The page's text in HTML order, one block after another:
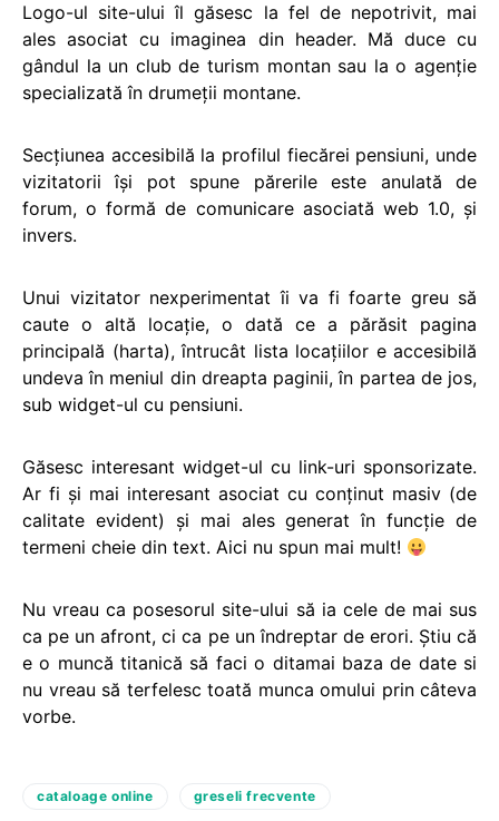
Logo-ul site-ului îl găsesc la fel de nepotrivit, mai
ales asociat cu imaginea din header. Mă duce cu
gândul la un club de turism montan sau la o agenţie
specializată în drumeţii montane.
Secţiunea accesibilă la profilul fiecărei pensiuni, unde
vizitatorii îşi pot spune părerile este anulată de
forum, o formă de comunicare asociată web 1.0, şi
invers.
Unui vizitator nexperimentat îi va fi foarte greu să
caute o altă locaţie, o dată ce a părăsit pagina
principală (harta), întrucât lista locaţiilor e accesibilă
undeva în meniul din dreapta paginii, în partea de jos,
sub widget-ul cu pensiuni.
Găsesc interesant widget-ul cu link-uri sponsorizate.
Ar fi şi mai interesant asociat cu conţinut masiv (de
calitate evident) şi mai ales generat în funcţie de
termeni cheie din text. Aici nu spun mai mult!
Nu vreau ca posesorul site-ului să ia cele de mai sus
ca pe un afront, ci ca pe un îndreptar de erori. Ştiu că
e o muncă titanică să faci o ditamai baza de date si
nu vreau să terfelesc toată munca omului prin câteva
vorbe.
cataloage online greseli frecvente